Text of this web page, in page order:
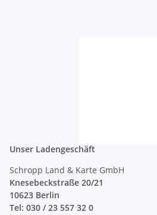
Unser Ladengeschäft
Schropp Land & Karte GmbH
Knesebeckstraße 20/21
10623 Berlin
Tel: 030 / 23 557 32 0